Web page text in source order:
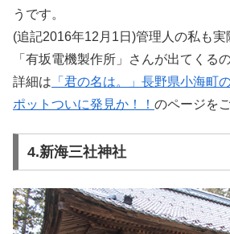
うです。
(追記2016年12月1日)管理人の私も
「有坂電機製作所」さんが出てくる
詳細は 「君の名は。」長野県小海町
ポットついに発見か！！ のページを
4.新海三社神社